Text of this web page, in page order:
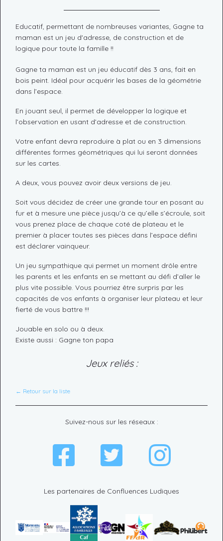
Educatif, permettant de nombreuses variantes, Gagne ta
maman est un jeu d'adresse, de construction et de
logique pour toute la famille !!
Gagne ta maman est un jeu éducatif dès 3 ans, fait en
bois peint. Idéal pour acquérir les bases de la géométrie
dans l’espace.
En jouant seul, il permet de développer la logique et
l’observation en usant d’adresse et de construction.
Votre enfant devra reproduire à plat ou en 3 dimensions
différentes formes géométriques qui lui seront données
sur les cartes.
A deux, vous pouvez avoir deux versions de jeu.
Soit vous décidez de créer une grande tour en posant au
fur et à mesure une pièce jusqu’à ce qu’elle s’écroule, soit
vous prenez place de chaque coté de plateau et le
premier à placer toutes ses pièces dans l’espace défini
est déclarer vainqueur.
Un jeu sympathique qui permet un moment drôle entre
les parents et les enfants en se mettant au défi d’aller le
plus vite possible. Vous pourriez être surpris par les
capacités de vos enfants à organiser leur plateau et leur
fierté de vous battre !!!
Jouable en solo ou à deux.
Existe aussi : Gagne ton papa
Jeux reliés :
← Retour sur la liste
Les partenaires de Confluences Ludiques
Suivez-nous sur les réseaux :